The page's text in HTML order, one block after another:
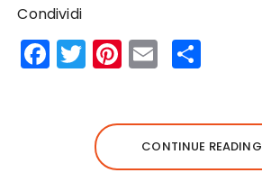
Condividi
F
a
T
w
te
r
Pi
n
re
st
E
m
l re
CONTINUE READING